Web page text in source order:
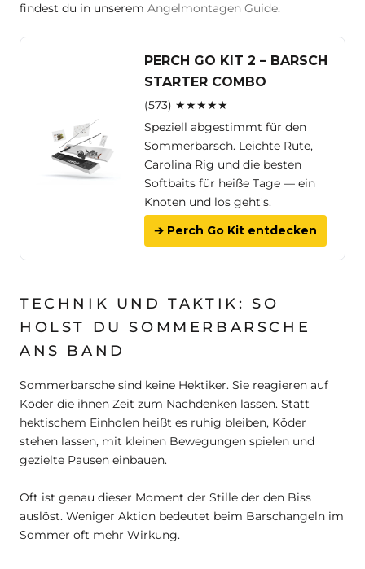
findest du in unserem Angelmontagen Guide.
PERCH GO KIT 2 – BARSCH
STARTER COMBO
(573) ★★★★★
Speziell abgestimmt für den
Sommerbarsch. Leichte Rute,
Carolina Rig und die besten
Softbaits für heiße Tage — ein
Knoten und los geht's.
➔ Perch Go Kit entdecken
TECHNIK UND TAKTIK: SO
HOLST DU SOMMERBARSCHE
ANS BAND
Sommerbarsche sind keine Hektiker. Sie reagieren auf
Köder die ihnen Zeit zum Nachdenken lassen. Statt
hektischem Einholen heißt es ruhig bleiben, Köder
stehen lassen, mit kleinen Bewegungen spielen und
gezielte Pausen einbauen.
Oft ist genau dieser Moment der Stille der den Biss
auslöst. Weniger Aktion bedeutet beim Barschangeln im
Sommer oft mehr Wirkung.